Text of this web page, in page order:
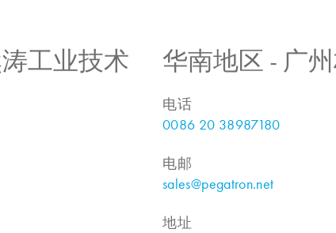
涛工业技术
华南地区 - 广
电话
0086 20 38987180
电邮
sales@pegatron.net
地址